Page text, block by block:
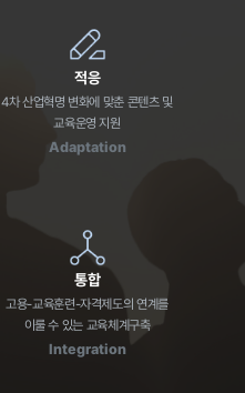
적응
4차 산업혁명 변화에 맞춘 콘텐츠 및
교육운영 지원
Adaptation
통합
고용-교육훈련-자격제도의 연계를
이룰 수 있는 교육체계구축
Integration